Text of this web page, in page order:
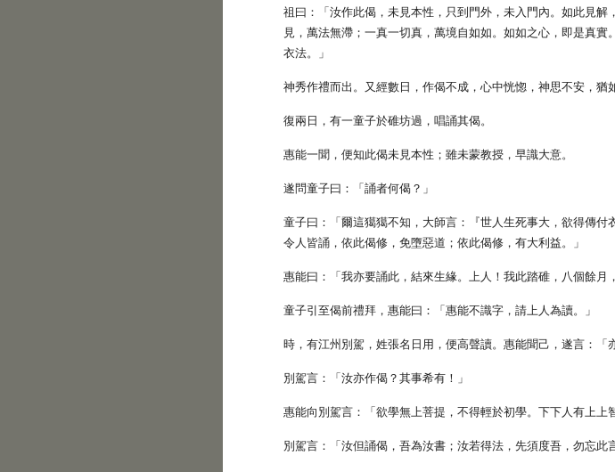
祖曰：「汝作此偈，未見本性，只到門外，未入門內。如此見
見，萬法無滯；一真一切真，萬境自如如。如如之心，即是真
衣法。」
神秀作禮而出。又經數日，作偈不成，心中恍惚，神思不安，猶
復兩日，有一童子於碓坊過，唱誦其偈。
惠能一聞，便知此偈未見本性；雖未蒙教授，早識大意。
遂問童子曰：「誦者何偈？」
童子曰：「爾這獦獦不知，大師言：『世人生死事大，欲得傳
令人皆誦，依此偈修，免墮惡道；依此偈修，有大利益。」
惠能曰：「我亦要誦此，結來生緣。上人！我此踏碓，八個餘月
童子引至偈前禮拜，惠能曰：「惠能不識字，請上人為讀。」
時，有江州別駕，姓張名日用，便高聲讀。惠能聞己，遂言：「
別駕言：「汝亦作偈？其事希有！」
惠能向別駕言：「欲學無上菩提，不得輕於初學。下下人有上上
別駕言：「汝但誦偈，吾為汝書；汝若得法，先須度吾，勿忘此